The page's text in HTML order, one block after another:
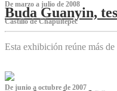
De marzo a julio de 2008
Buda Guanyin,
Castillo de Chapultepec
Esta exhibición reúne más
De junio a octubre de 2007